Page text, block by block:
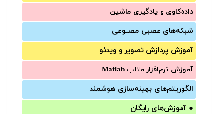
داده‌کاوی و یادگیری ماشین
شبکه‌های عصبی مصنوعی
آموزش‌ پردازش تصویر و ویدئو
آموزش‌ نرم‌افزار متلب Matlab
الگوریتم‌های بهینه‌سازی هوشمند
● آموزش‌های رایگان